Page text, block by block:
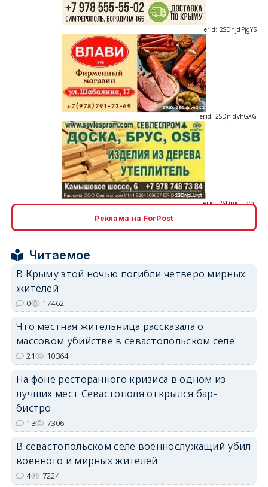
erid: 2SDnjdvhGXG
Реклама на ForPost
Читаемое
В Крыму этой ночью погибли четверо мирных
жителей
0 17462
Что местная жительница рассказала о
массовом убийстве в севастопольском селе
21 10364
На фоне ресторанного кризиса в одном из
лучших мест Севастополя открылся бар-
бистро
13 7306
В севастопольском селе военнослужащий убил
военного и мирных жителей
4 7224